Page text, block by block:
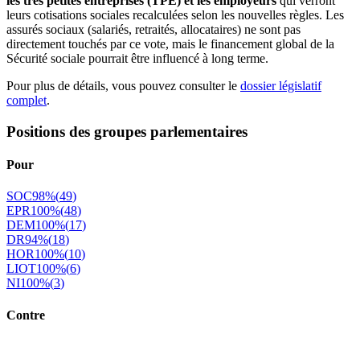
leurs cotisations sociales recalculées selon les nouvelles règles. Les
assurés sociaux (salariés, retraités, allocataires) ne sont pas
directement touchés par ce vote, mais le financement global de la
Sécurité sociale pourrait être influencé à long terme.
Pour plus de détails, vous pouvez consulter le dossier législatif
complet.
Positions des groupes parlementaires
Pour
SOC98%(49)
EPR100%(48)
DEM100%(17)
DR94%(18)
HOR100%(10)
LIOT100%(6)
NI100%(3)
Contre